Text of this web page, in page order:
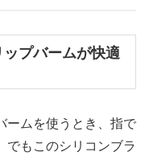
プバームが快適
ームを使うとき、指で
でもこのシリコンブラ